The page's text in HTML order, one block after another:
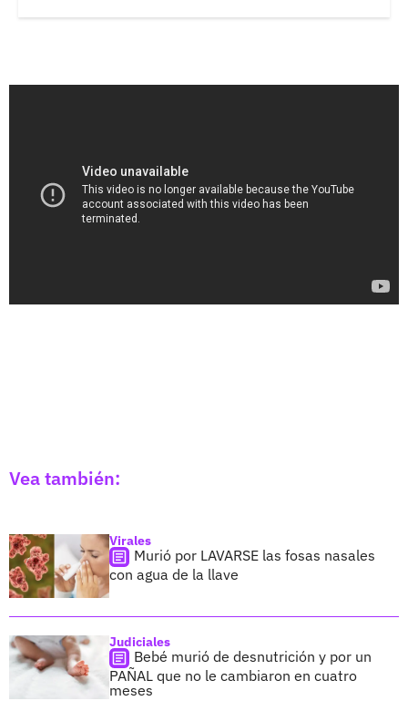
Vea también:
Virales
Murió por LAVARSE las fosas nasales
con agua de la llave
Judiciales
Bebé murió de desnutrición y por un
PAÑAL que no le cambiaron en cuatro
meses